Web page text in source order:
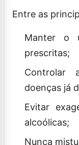
Entre as
Manter o
prescritas;
Controlar
doenças já
Evitar
alcoólicas;
Nunca